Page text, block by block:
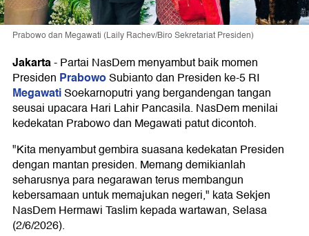
Prabowo dan Megawati (Laily Rachev/Biro Sekretariat Presiden)
Jakarta-Partai NasDem menyambut baik momen
Presiden PrabowoSubianto dan Presiden ke-5 RI
MegawatiSoekarnoputri yang bergandengan tangan
seusai upacara Hari Lahir Pancasila. NasDem menilai
kedekatan Prabowo dan Megawati patut dicontoh.
"Kita menyambut gembira suasana kedekatan Presiden
dengan mantan presiden. Memang demikianlah
seharusnya para negarawan terus membangun
kebersamaan untuk memajukan negeri," kata Sekjen
NasDem Hermawi Taslim kepada wartawan, Selasa
(2/6/2026).